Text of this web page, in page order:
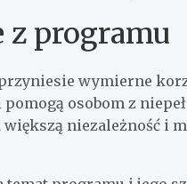
z programu
wymierne
pomogą osobom z
większą niezależność i